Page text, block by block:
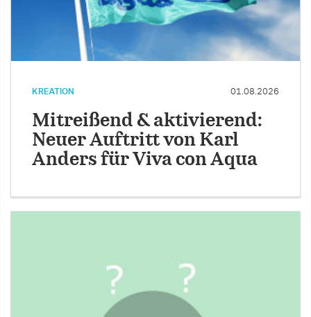
KREATION 01.08.2026
Mitreißend & aktivierend:
Neuer Auftritt von Karl
Anders für Viva con Aqua